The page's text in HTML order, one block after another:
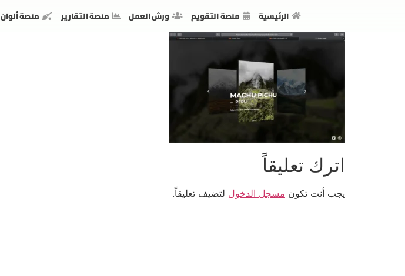
الرئيسية منصة التقويم ورش العمل منصة التقارير منصة ألوان
اترك تعليقاً
يجب أنت تكون مسجل الدخول لتضيف تعليقاً.